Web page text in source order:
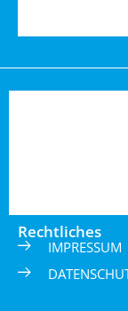
Rechtliches
IMPRESSUM